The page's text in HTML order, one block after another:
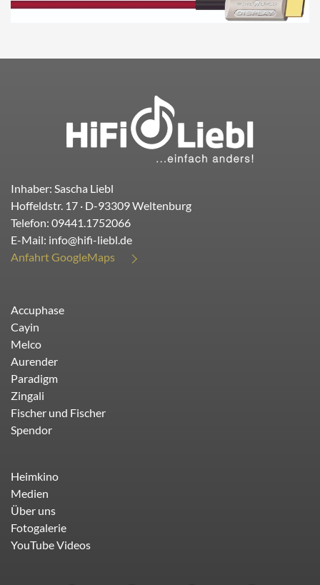
Inhaber: Sascha Liebl
Hoffeldstr. 17 · D-93309Weltenburg
Telefon: 09441.1752066
E-Mail: info@hifi-liebl.de
Anfahrt GoogleMaps
Accuphase
Cayin
Melco
Aurender
Paradigm
Zingali
Fischer und Fischer
Spendor
Heimkino
Medien
Über uns
Fotogalerie
YouTube Videos